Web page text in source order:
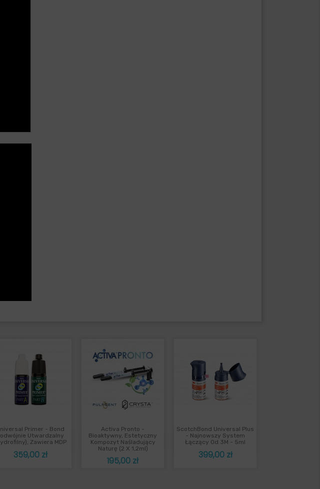
Primer - Bond
Utwardzalny
Zawiera MDP
Cena
359,00 zł
Szybki podgląd
Activa Pronto -
Bioaktywny, Estetyczny
Kompozyt Naśladujący
Naturę (2 X 1,2ml)
Cena
195,00 zł
Szybki podgląd
ScotchBond Universal Plus
- Najnowszy System
Łączący Od 3M - 5ml
Cena
399,00 zł
Szybki podgląd